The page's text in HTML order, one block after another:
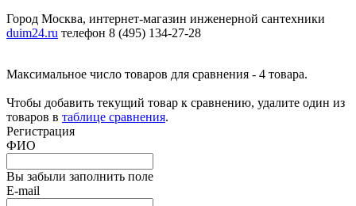
Город Москва, интернет-магазин инженерной сантехники
duim24.ru телефон 8 (495) 134-27-28
Максимальное число товаров для сравнения - 4 товара.
Чтобы добавить текущий товар к сравнению, удалите один из
товаров в таблице сравнения.
Регистрация
ФИО
Вы забыли заполнить поле
E-mail